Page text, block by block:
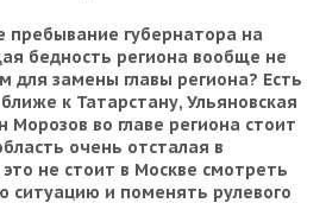
пребывание губернатора на
бедность региона вообще не
для замены главы региона? Есть
к Татарстану, Ульяновская
Морозов во главе региона стоит
очень отсталая в
не стоит в Москве смотреть
ситуацию и поменять рулевого